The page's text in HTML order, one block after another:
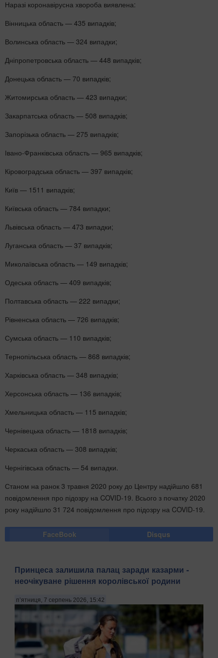
Наразі коронавірусна хвороба виявлена:
Вінницька область — 435 випадків;
Волинська область — 324 випадки;
Дніпропетровська область — 448 випадків;
Донецька область — 70 випадків;
Житомирська область — 423 випадки;
Закарпатська область — 508 випадків;
Запорізька область — 275 випадків;
Івано-Франківська область — 965 випадків;
Кіровоградська область — 397 випадків;
Київ — 1511 випадків;
Київська область — 784 випадки;
Львівська область — 473 випадки;
Луганська область — 37 випадків;
Миколаївська область — 149 випадків;
Одеська область — 409 випадків;
Полтавська область — 222 випадки;
Рівненська область — 726 випадків;
Сумська область — 110 випадків;
Тернопільська область — 868 випадків;
Харківська область — 348 випадків;
Херсонська область — 136 випадків;
Хмельницька область — 115 випадків;
Чернівецька область — 1818 випадків;
Черкаська область — 308 випадків;
Чернігівська область — 54 випадки.
Станом на ранок 3 травня 2020 року до Центру надійшло 681
повідомлення про підозру на COVID-19. Всього з початку 2020
року надійшло 31 724 повідомлення про підозру на COVID-19.
FaceBook Disqus
Принцеса залишила палац заради казарми -
неочікуване рішення королівської родини
п’ятниця, 7 серпень 2026, 15:42